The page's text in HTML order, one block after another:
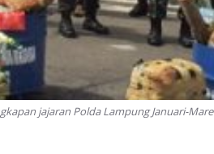
jajaran Polda Lampung Januari-